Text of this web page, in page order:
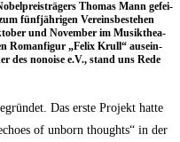
Tho­mas Mann gefei­
fünf­jäh­ri­gen Ver­eins­be­stehen
und Novem­ber im Musik­thea­
Roman­fi­gur „Felix Krull“ aus­ein­
des nonoi­se e.V., stand uns Rede
Das ers­te Pro­jekt hat­te
of unborn thoughts“ in der